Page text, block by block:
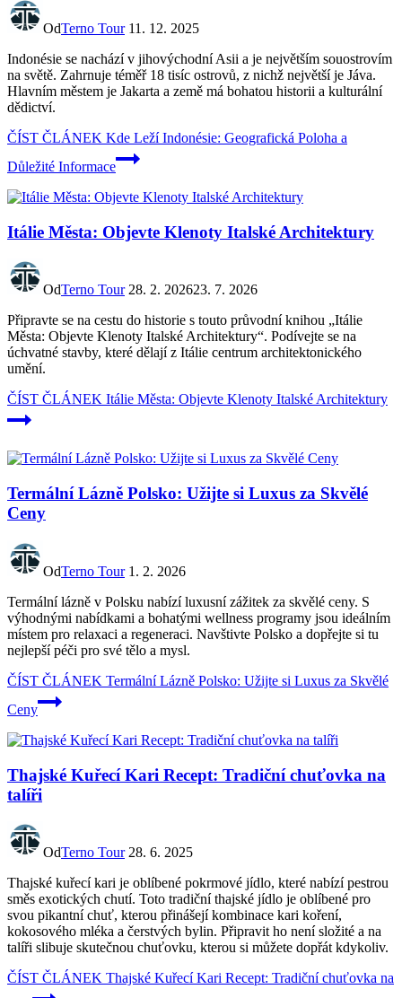
OdTerno Tour 11. 12. 2025
Indonésie se nachází v jihovýchodní Asii a je největším souostrovím
na světě. Zahrnuje téměř 18 tisíc ostrovů, z nichž největší je Jáva.
Hlavním městem je Jakarta a země má bohatou historii a kulturální
dědictví.
ČÍST ČLÁNEK Kde Leží Indonésie: Geografická Poloha a
Důležité Informace
Itálie Města: Objevte Klenoty Italské Architektury
OdTerno Tour 28. 2. 202623. 7. 2026
Připravte se na cestu do historie s touto průvodní knihou „Itálie
Města: Objevte Klenoty Italské Architektury“. Podívejte se na
úchvatné stavby, které dělají z Itálie centrum architektonického
umění.
ČÍST ČLÁNEK Itálie Města: Objevte Klenoty Italské Architektury
Termální Lázně Polsko: Užijte si Luxus za Skvělé
Ceny
OdTerno Tour 1. 2. 2026
Termální lázně v Polsku nabízí luxusní zážitek za skvělé ceny. S
výhodnými nabídkami a bohatými wellness programy jsou ideálním
místem pro relaxaci a regeneraci. Navštivte Polsko a dopřejte si tu
nejlepší péči pro své tělo a mysl.
ČÍST ČLÁNEK Termální Lázně Polsko: Užijte si Luxus za Skvělé
Ceny
Thajské Kuřecí Kari Recept: Tradiční chuťovka na
talíři
OdTerno Tour 28. 6. 2025
Thajské kuřecí kari je oblíbené pokrmové jídlo, které nabízí pestrou
směs exotických chutí. Toto tradiční thajské jídlo je oblíbené pro
svou pikantní chuť, kterou přinášejí kombinace kari koření,
kokosového mléka a čerstvých bylin. Připravit ho není složité a na
talíři slibuje skutečnou chuťovku, kterou si můžete dopřát kdykoliv.
ČÍST ČLÁNEK Thajské Kuřecí Kari Recept: Tradiční chuťovka na